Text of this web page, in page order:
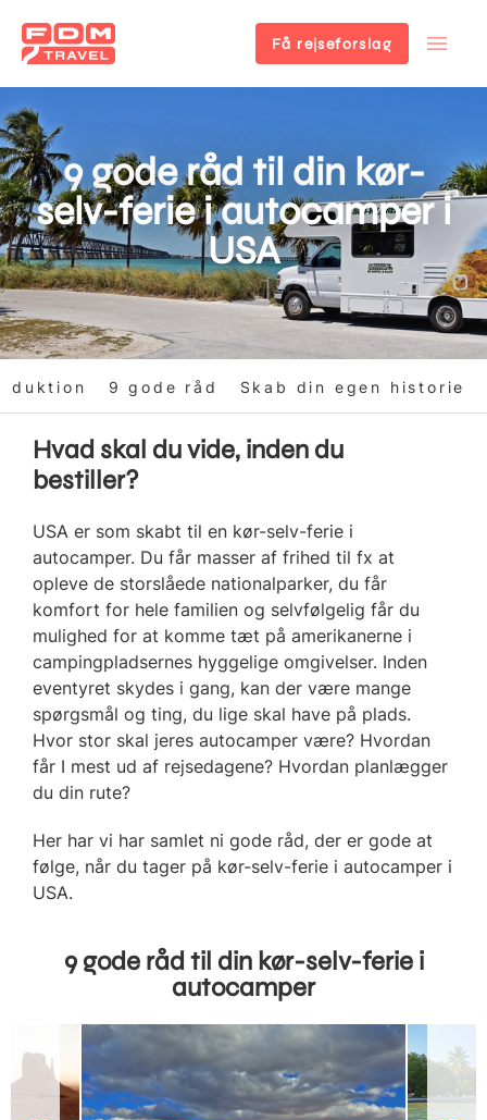
til
hovedindhold
Få rejseforslag
9 gode råd til din kør-
selv-ferie i autocamper i
USA
9 gode råd Skab din egen historie
Hvad skal du vide, inden du
bestiller?
USA er som skabt til en kør-selv-ferie i
autocamper. Du får masser af frihed til fx at
opleve de storslåede nationalparker, du får
komfort for hele familien og selvfølgelig får du
mulighed for at komme tæt på amerikanerne i
campingpladsernes hyggelige omgivelser. Inden
eventyret skydes i gang, kan der være mange
spørgsmål og ting, du lige skal have på plads.
Hvor stor skal jeres autocamper være? Hvordan
får I mest ud af rejsedagene? Hvordan planlægger
du din rute?
Her har vi har samlet ni gode råd, der er gode at
følge, når du tager på kør-selv-ferie i autocamper i
USA.
9 gode råd til din kør-selv-ferie i
autocamper